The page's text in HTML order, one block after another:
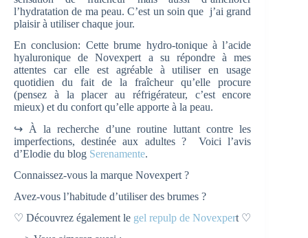
l’hydratation de ma peau. C’est un soin que j’ai grand
plaisir à utiliser chaque jour.
En conclusion: Cette brume hydro-tonique à l’acide
hyaluronique de Novexpert a su répondre à mes
attentes car elle est agréable à utiliser en usage
quotidien du fait de la fraîcheur qu’elle procure
(pensez à la placer au réfrigérateur, c’est encore
mieux) et du confort qu’elle apporte à la peau.
↪ À la recherche d’une routine luttant contre les
imperfections, destinée aux adultes ? Voici l’avis
d’Elodie du blog Serenamente.
Connaissez-vous la marque Novexpert ?
Avez-vous l’habitude d’utiliser des brumes ?
♡ Découvrez également le gel repulp de Novexpert ♡